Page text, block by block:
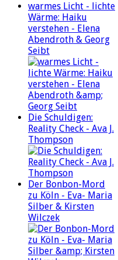
warmes Licht - lichte
Wärme: Haiku
verstehen - Elena
Abendroth & Georg
Seibt
Die Schuldigen:
Reality Check - Ava J.
Thompson
Der Bonbon-Mord
zu Köln - Eva- Maria
Silber & Kirsten
Wilczek